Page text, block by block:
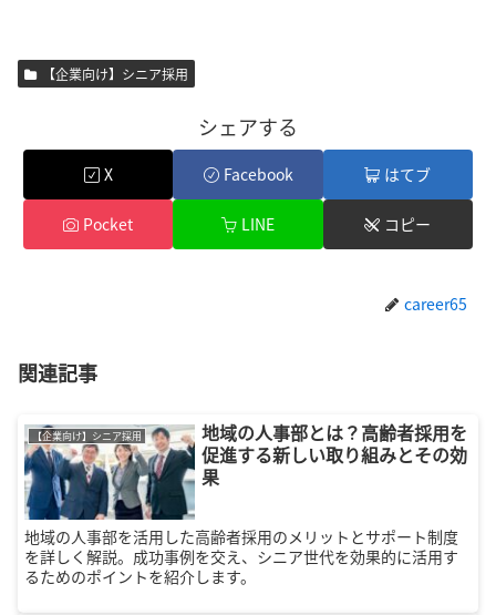
【企業向け】シニア採用
シェアする
X Facebook はてブ
Pocket LINE コピー
career65
関連記事
【企業向け】シニア採用
地域の人事部とは？高齢者採用を
促進する新しい取り組みとその効
果
地域の人事部を活用した高齢者採用のメリットとサポート制度
を詳しく解説。成功事例を交え、シニア世代を効果的に活用す
るためのポイントを紹介します。